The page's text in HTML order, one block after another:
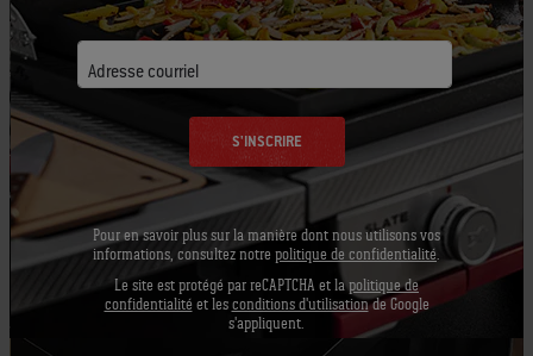
½ cuillères à thé de vinaigre de xérès
240 millilitres de bouillon de poulet faible
en sodium (optionnel)
3 grosses poignées de copeaux de bois de
pacanier ou de pommier
Adresse courriel
S'INSCRIRE
Pour en savoir plus sur la manière dont nous utilisons vos
informations, consultez notre politique de confidentialité
Le site est protégé par reCAPTCHA et lapolitique de
confidentialité et les conditions d'utilisationde Google
s'appliquent.